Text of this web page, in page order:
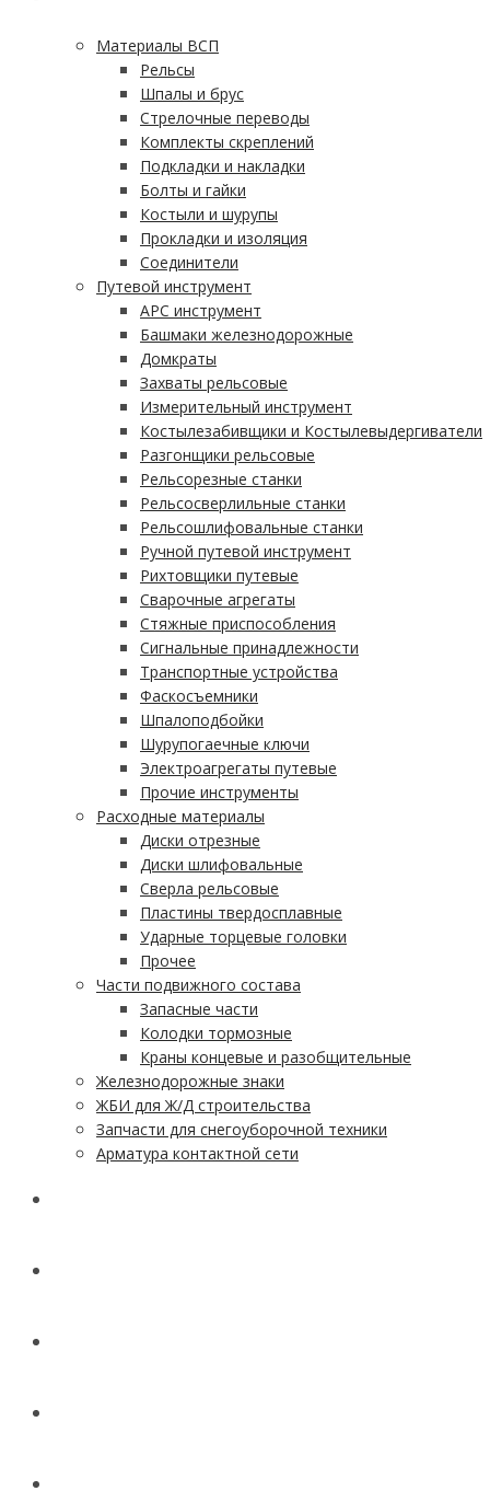
Материалы ВСП
Рельсы
Шпалы и брус
Стрелочные переводы
Комплекты скреплений
Подкладки и накладки
Болты и гайки
Костыли и шурупы
Прокладки и изоляция
Соединители
Путевой инструмент
АРС инструмент
Башмаки железнодорожные
Домкраты
Захваты рельсовые
Измерительный инструмент
Костылезабивщики и Костылевыдергиватели
Разгонщики рельсовые
Рельсорезные станки
Рельсосверлильные станки
Рельсошлифовальные станки
Ручной путевой инструмент
Рихтовщики путевые
Сварочные агрегаты
Стяжные приспособления
Сигнальные принадлежности
Транспортные устройства
Фаскосъемники
Шпалоподбойки
Шурупогаечные ключи
Электроагрегаты путевые
Прочие инструменты
Расходные материалы
Диски отрезные
Диски шлифовальные
Сверла рельсовые
Пластины твердосплавные
Ударные торцевые головки
Прочее
Части подвижного состава
Запасные части
Колодки тормозные
Краны концевые и разобщительные
Железнодорожные знаки
ЖБИ для Ж/Д строительства
Запчасти для снегоуборочной техники
Арматура контактной сети